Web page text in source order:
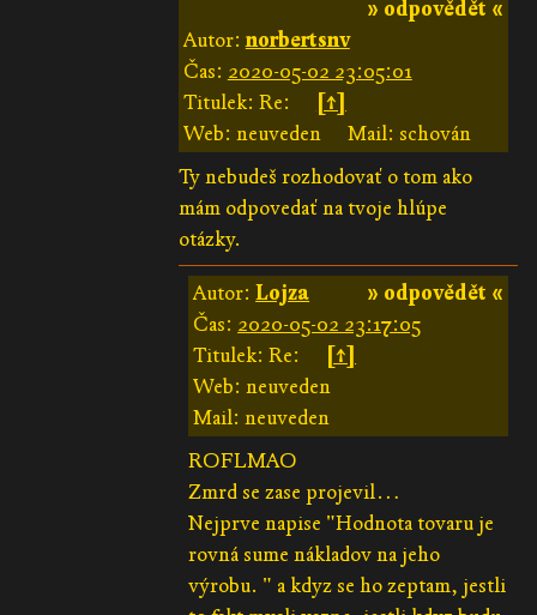
» odpovědět «
Autor:norbertsnv
Čas: 2020-05-02 23:05:01
Titulek: Re:
[↑]
Web: neuveden
Mail: schován
Ty nebudeš rozhodovať o tom ako
mám odpovedať na tvoje hlúpe
otázky.
» odpovědět «
Autor:Lojza
Čas: 2020-05-02 23:17:05
Titulek: Re:
[↑]
Web: neuveden
Mail: neuveden
ROFLMAO
Zmrd se zase projevil…
Nejprve napise "Hodnota tovaru je
rovná sume nákladov na jeho
výrobu. " a kdyz se ho zeptam, jestli